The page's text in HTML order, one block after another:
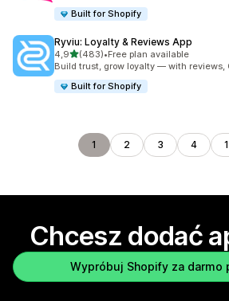
Built for Shopify
Ryviu: Loyalty & Reviews App
4,9na 5 gwiazdek
(483)
Łączna liczba recenzji: 483
•Free plan available
Build trust, grow loyalty — with reviews,
Built for Shopify
1 2 3 4
Chcesz dodać
Wypróbuj Shopify za darmo